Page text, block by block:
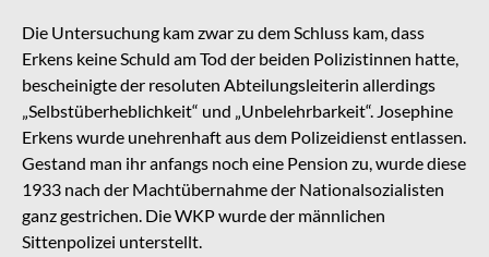
Die Untersuchung kam zwar zu dem Schluss kam, dass
Erkens keine Schuld am Tod der beiden Polizistinnen hatte,
bescheinigte der resoluten Abteilungsleiterin allerdings
„Selbstüberheblichkeit“ und „Unbelehrbarkeit“. Josephine
Erkens wurde unehrenhaft aus dem Polizeidienst entlassen.
Gestand man ihr anfangs noch eine Pension zu, wurde diese
1933 nach der Machtübernahme der Nationalsozialisten
ganz gestrichen. Die WKP wurde der männlichen
Sittenpolizei unterstellt.